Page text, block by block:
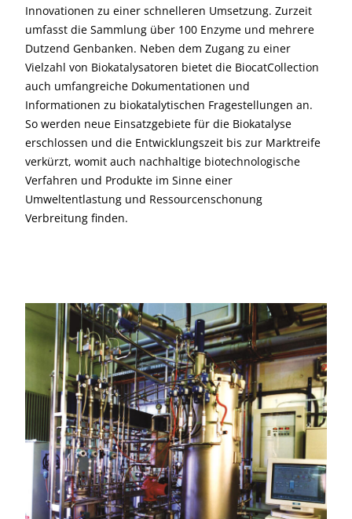
Innovationen zu einer schnelleren Umsetzung. Zurzeit
umfasst die Sammlung über 100 Enzyme und mehrere
Dutzend Genbanken. Neben dem Zugang zu einer
Vielzahl von Biokatalysatoren bietet die BiocatCollection
auch umfangreiche Dokumentationen und
Informationen zu biokatalytischen Fragestellungen an.
So werden neue Einsatzgebiete für die Biokatalyse
erschlossen und die Entwicklungszeit bis zur Marktreife
verkürzt, womit auch nachhaltige biotechnologische
Verfahren und Produkte im Sinne einer
Umweltentlastung und Ressourcenschonung
Verbreitung finden.